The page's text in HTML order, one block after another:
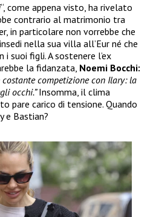
“, come appena visto, ha rivelato
contrario al matrimonio tra
in particolare non vorrebbe che
nella sua villa all’Eur né che
suoi figli. A sostenere l’ex
la fidanzata, Noemi Bocchi:
costante competizione con Ilary: la
occhi.”Insomma, il clima
pare carico di tensione. Quando
e Bastian?